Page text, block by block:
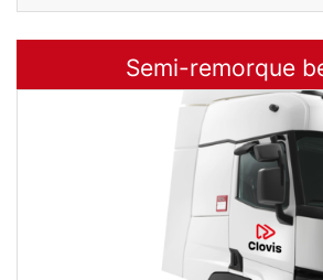
Semi-remorque